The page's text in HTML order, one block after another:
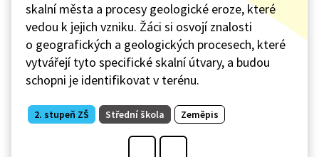
skalní města a procesy geologické eroze, které
vedou k jejich vzniku. Žáci si osvojí znalosti
o geografických a geologických procesech, které
vytvářejí tyto specifické skalní útvary, a budou
schopni je identifikovat v terénu.
2. stupeň ZŠ Střední škola Zeměpis